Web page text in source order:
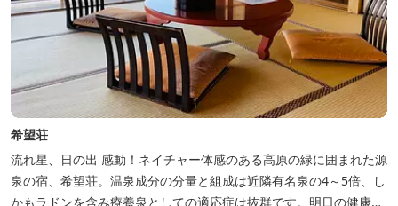
希望荘
流れ星、日の出 感動！ネイチャー体感のある高原の緑に囲まれた源
泉の宿、希望荘。温泉成分の分量と組成は近隣有名泉の4～5倍、し
かもラドンを含み療養泉としての適応症は抜群です。明日の健康